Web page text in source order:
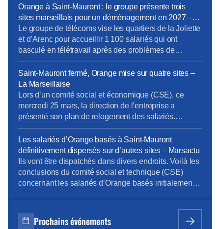
salariés. Le syndicat CFE-CGC a dépêché ce mardi
28 avril son « numéro 1 », Sébastien Crozier, pour
qu’il rencontre la presse à Marseille après les
controverses autour du déménagement […]
Orange à Saint-Mauront : le groupe présente trois
sites marseillais pour un déménagement en 2027 –
La provence
Le groupe de télécoms vise les quartiers de la Joliette
et d’Arenc pour accueillir 1 100 salariés qui ont
basculé en télétravail après des problèmes de
sécurité autour de leur ancien site de Saint-Mauront
(3e). Orange refuse de commenter mais veut un
déménagement « au premier semestre 2027 ».
[…]Orange confirme « avoir présenté plusieurs
options dans le […]
Saint-Mauront fermé, Orange mise sur quatre sites –
La Marseillaise
Lors d’un comité social et économique (CSE), ce
mercredi 25 mars, la direction de l’entreprise a
présenté son plan de relogement des salariés.
[…]Éparpillés façon puzzle… Alors que les syndicats
n’ont eu de cesse de dénoncer les fermetures
successives des sites d’Orange au profit du campus
Massalia, à Saint-Mauront , la direction de l’entreprise
prévoit de […]
Les salariés d’Orange basés à Saint-Mauront
définitivement dispersés sur d’autres sites – Marsactu
Ils vont être dispatchés dans divers endroits. Voilà les
conclusions du comité social et technique (CSE)
concernant les salariés d’Orange basés initialement
donc de reloger les 1092 salariés concernés dans
divers sites, dont une bonne partie sur le périmètre
Prochains événements